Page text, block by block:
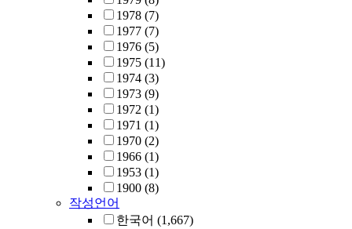
1978 (7)
1977 (7)
1976 (5)
1975 (11)
1974 (3)
1973 (9)
1972 (1)
1971 (1)
1970 (2)
1966 (1)
1953 (1)
1900 (8)
작성언어
한국어 (1,667)